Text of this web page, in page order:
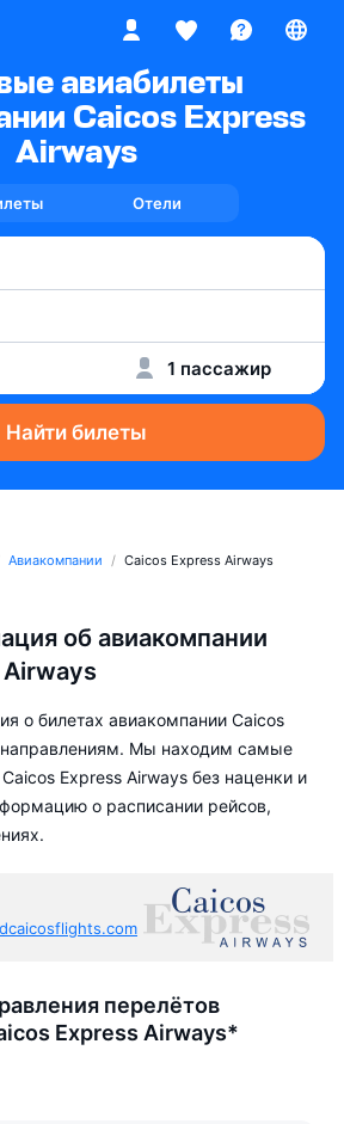
авиабилеты
Caicos Express
Airways
Отели
1 пассажир
Найти билеты
Авиакомпании Caicos Express Airways
об авиакомпании
о билетах авиакомпании Caicos
направлениям. Мы находим самые
Express Airways без наценки и
о расписании рейсов,
перелётов
Express Airways*